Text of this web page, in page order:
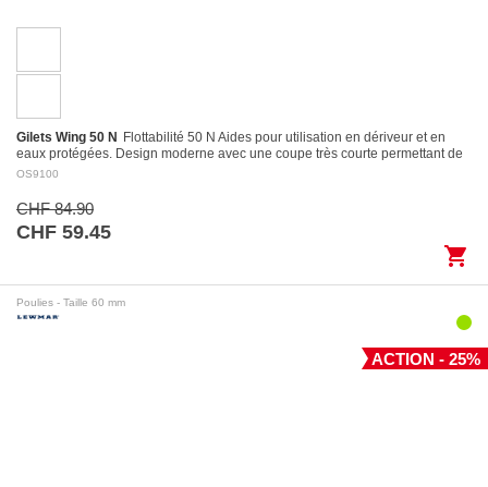
Gilets Wing 50 N
Flottabilité 50 N Aides pour utilisation en dériveur et en
eaux protégées. Design moderne avec une coupe très courte permettant de
l’utiliser…
OS9100
CHF 84.90
CHF 59.45
shopping_cart
Poulies - Taille 60 mm
ACTION - 25%